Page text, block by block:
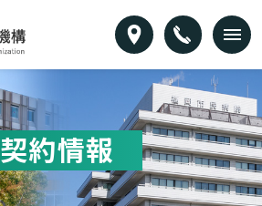
契約情報